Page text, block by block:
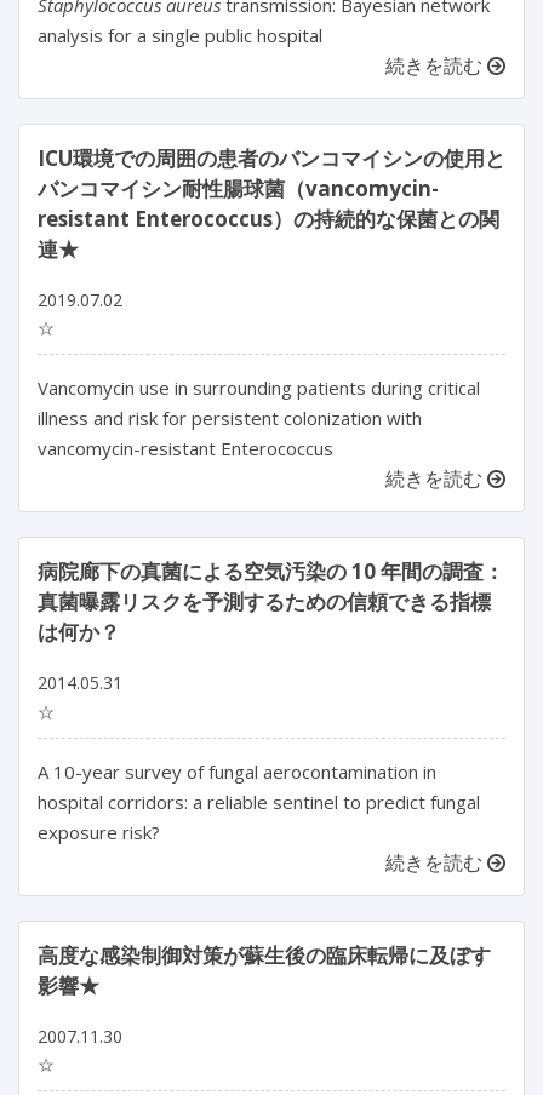
Staphylococcus aureus transmission: Bayesian network
analysis for a single public hospital
続きを読む
ICU環境での周囲の患者のバンコマイシンの使用と
バンコマイシン耐性腸球菌（vancomycin-
resistant Enterococcus）の持続的な保菌との関
連★
2019.07.02
☆
Vancomycin use in surrounding patients during critical
illness and risk for persistent colonization with
vancomycin-resistant Enterococcus
続きを読む
病院廊下の真菌による空気汚染の 10 年間の調査：
真菌曝露リスクを予測するための信頼できる指標
は何か？
2014.05.31
☆
A 10-year survey of fungal aerocontamination in
hospital corridors: a reliable sentinel to predict fungal
exposure risk?
続きを読む
高度な感染制御対策が蘇生後の臨床転帰に及ぼす
影響★
2007.11.30
☆